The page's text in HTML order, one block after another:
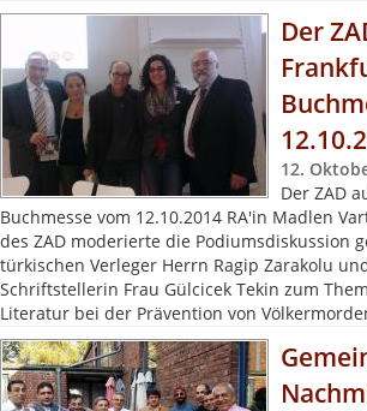
Der
12.
Der ZAD
Buchmesse vom 12.10.2014 RA'in Madlen
des ZAD moderierte die Podiumsdiskussion
türkischen Verleger Herrn Ragip Zarakolu
Schriftstellerin Frau Gülcicek Tekin zum
Literatur bei der Prävention von